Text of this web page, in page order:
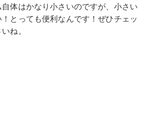
体はかなり小さいのですが、小さい
とっても便利なんです！ぜひチェッ
ね。